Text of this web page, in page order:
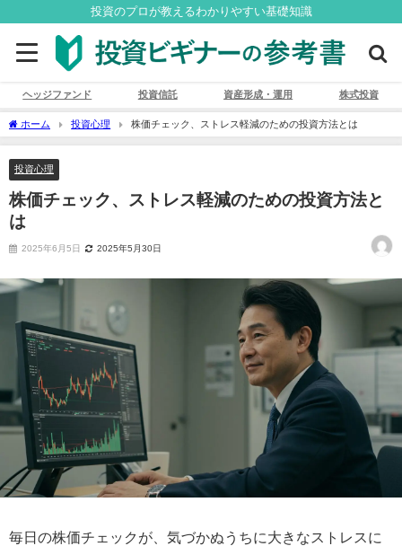
投資のプロが教えるわかりやすい基礎知識
ヘッジファンド 投資信託 資産形成・運用 株式投資
ホーム 投資心理 株価チェック、ストレス軽減のための投資方法とは
投資心理
株価チェック、ストレス軽減のための投資方法と
は
2025年6月5日 2025年5月30日
毎日の株価チェックが、気づかぬうちに大きなストレスに